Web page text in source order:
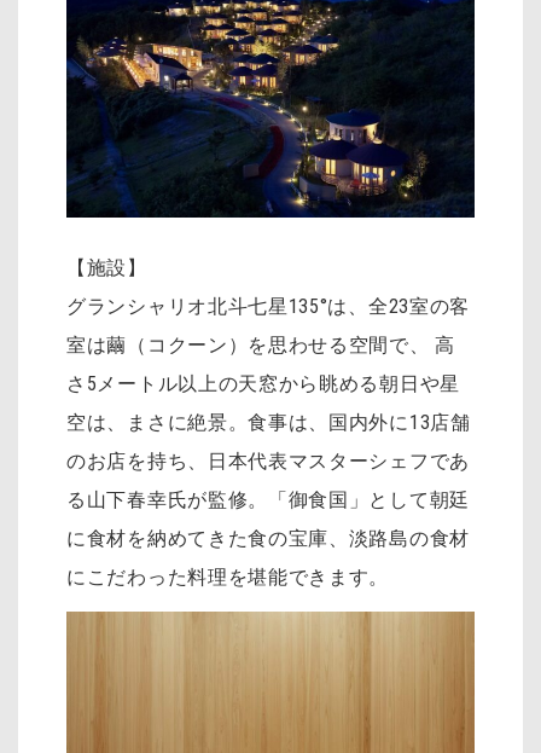
【施設】
グランシャリオ北斗七星135°は、全23室の客
室は繭（コクーン）を思わせる空間で、 高
さ5メートル以上の天窓から眺める朝日や星
空は、まさに絶景。食事は、国内外に13店舗
のお店を持ち、日本代表マスターシェフであ
る山下春幸氏が監修。「御食国」として朝廷
に食材を納めてきた食の宝庫、淡路島の食材
にこだわった料理を堪能できます。